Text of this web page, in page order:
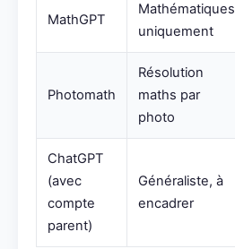
MathGPT
Mathématiques
uniquement
Photomath
Résolution
maths par
photo
ChatGPT
(avec
compte
parent)
Généraliste, à
encadrer